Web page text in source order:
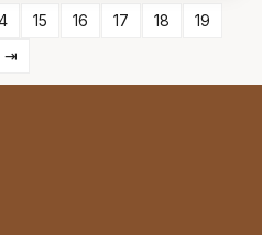
15 16 17 18
19
⇥